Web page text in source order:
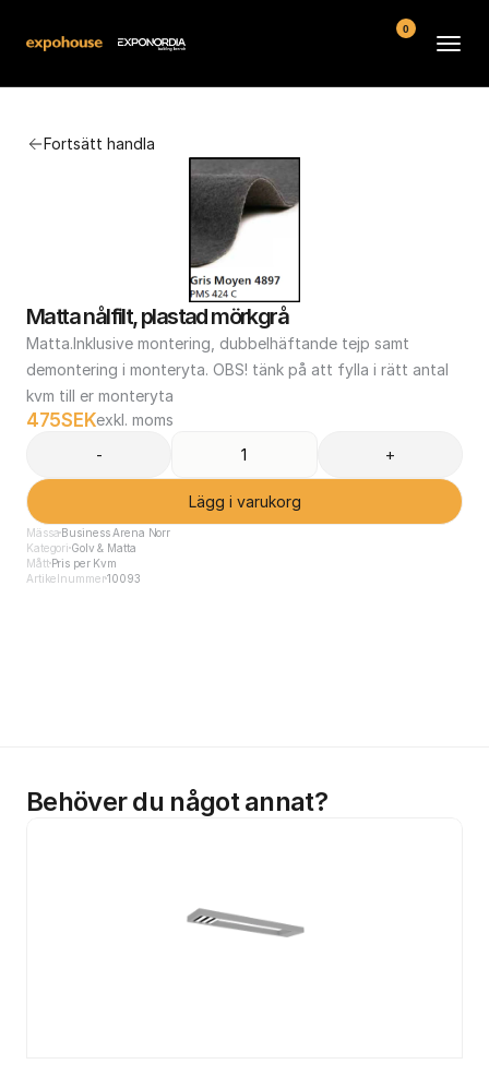
Fortsätt handla
Matta nålfilt, plastad mörkgrå
Matta.Inklusive montering, dubbelhäftande tejp samt
demontering i monteryta. OBS! tänk på att fylla i rätt antal
kvm till er monteryta
475SEKexkl. moms
-
+
Lägg i varukorg
Mässa Business Arena Norr
Kategori Golv & Matta
MåttPris per Kvm
Artikelnummer10093
Behöver du något annat?
Kontakt
Köpvillkor
0